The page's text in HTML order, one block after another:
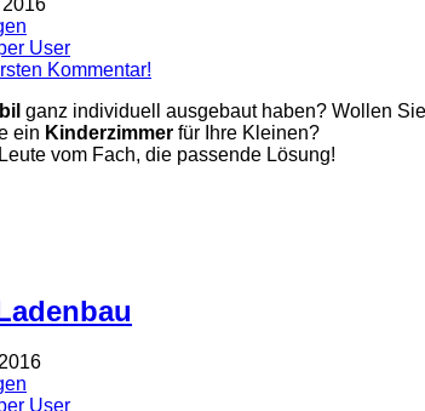
User
Kommentar!
ganz individuell ausgebaut haben? Wollen
ein Kinderzimmer für Ihre Kleinen?
vom Fach, die passende Lösung!
User